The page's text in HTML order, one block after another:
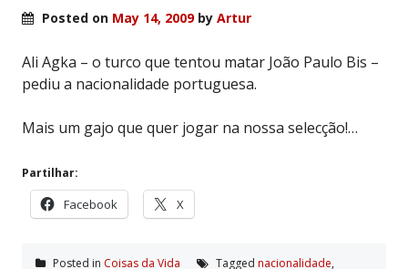
Posted on May 14, 2009by Artur
Ali Agka – o turco que tentou matar João Paulo Bis –
pediu a nacionalidade portuguesa.
Mais um gajo que quer jogar na nossa selecção!…
Partilhar:
Facebook X
Posted in Coisas da Vida Tagged nacionalidade,